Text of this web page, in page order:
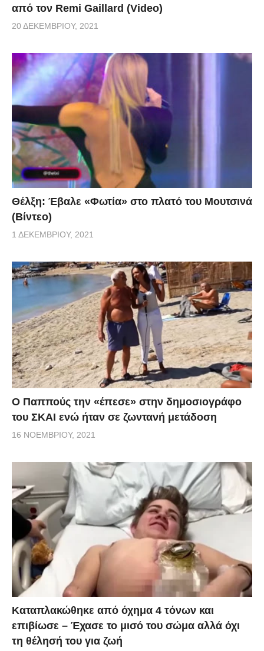
από τον Remi Gaillard (Video)
20 ΔΕΚΕΜΒΡΊΟΥ, 2021
Θέλξη: Έβαλε «Φωτία» στο πλατό του Μουτσινά
(Βίντεο)
1 ΔΕΚΕΜΒΡΊΟΥ, 2021
Ο Παππούς την «έπεσε» στην δημοσιογράφο
του ΣΚΑΙ ενώ ήταν σε ζωντανή μετάδοση
16 ΝΟΕΜΒΡΊΟΥ, 2021
Kαταπλακώθηκε από όχημα 4 τόνων και
επιβίωσε – Έχασε το μισό του σώμα αλλά όχι
τη θέλησή του για ζωή